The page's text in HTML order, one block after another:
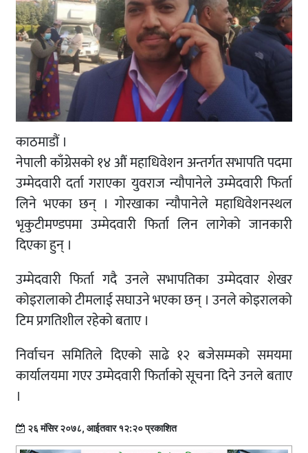
काठमाडौं ।
नेपाली काँग्रेसको १४ औं महाधिवेशन अन्तर्गत सभापति पदमा
उम्मेदवारी दर्ता गराएका युवराज न्यौपानेले उम्मेदवारी फिर्ता
लिने भएका छन् । गोरखाका न्यौपानेले महाधिवेशनस्थल
भृकुटीमण्डपमा उम्मेदवारी फिर्ता लिन लागेको जानकारी
दिएका हुन् ।
उम्मेदवारी फिर्ता गदै उनले सभापतिका उम्मेदवार शेखर
कोइरालाको टीमलाई सघाउने भएका छन् । उनले कोइरालको
टिम प्रगतिशील रहेको बताए ।
निर्वाचन समितिले दिएको साढे १२ बजेसम्मको समयमा
कार्यालयमा गएर उम्मेदवारी फिर्ताको सूचना दिने उनले बताए
।
२६ मंसिर २०७८, आईतवार १२:२० प्रकाशित